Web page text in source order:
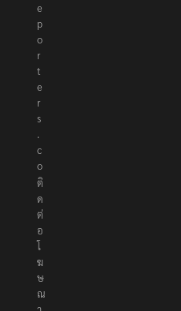
e
p
o
r
t
e
r
s
.
c
o
ติ
ด
ต่
อ
โ
ฆ
ษ
ณ